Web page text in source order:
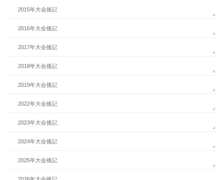
2015年大会後記
2016年大会後記
2017年大会後記
2018年大会後記
2019年大会後記
2022年大会後記
2023年大会後記
2024年大会後記
2025年大会後記